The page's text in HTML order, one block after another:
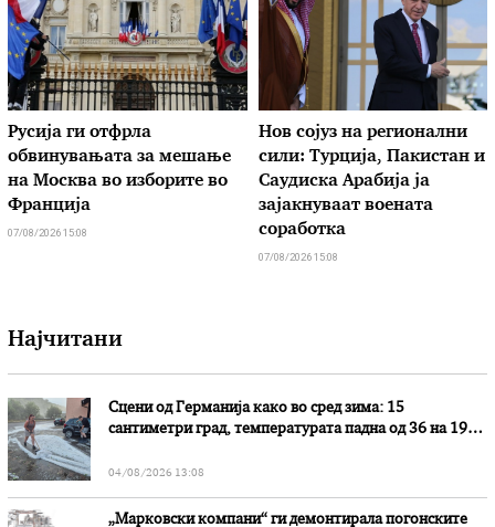
Русија ги отфрла
обвинувањата за мешање
на Москва во изборите во
Франција
07/08/2026 15:08
Нов сојуз на регионални
сили: Турција, Пакистан и
Саудиска Арабија ја
зајакнуваат воената
соработка
07/08/2026 15:08
Најчитани
Сцени од Германија како во сред зима: 15
сантиметри град, температурата падна од 36 на 19
04/08/2026 13:08
„Марковски компани“ ги демонтирала погонските